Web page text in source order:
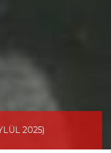
2025)